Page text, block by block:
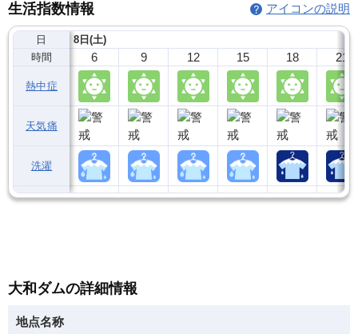
生活指数情報 アイコンの説明
日
時間
熱中症
天気痛
洗濯
8日(土)
6 9 12 15 18 21
大和ダムの詳細情報
地点名称